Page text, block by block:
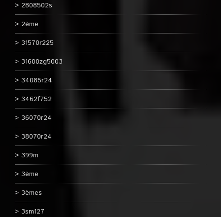
2808502s
2ème
31570r225
31600zg5003
34085r24
3462f752
36070r24
38070r24
399m
3ème
3èmes
3sm127